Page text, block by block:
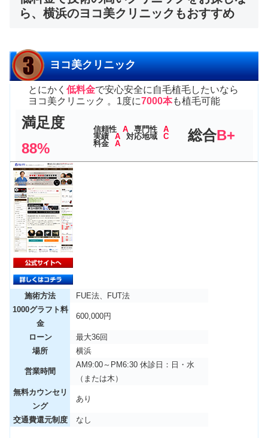
ら、横浜のヨコ美クリニックもおすすめ
ヨコ美クリニック
とにかく 低料金で安心安全に自毛植毛したいなら
ヨコ美クリニック 。1度に7000本も植毛可能
満足度
88%
信頼性 A 専門性
A
実績
A 対応地域
C
料金
A
総合B+
施術方法
FUE法、FUT法
1000グラフト料
金
600,000円
ローン
最大36回
場所
横浜
営業時間
AM9:00～PM6:30 休診日：日・水
（または木）
無料カウンセリ
ング
あり
交通費還元制度 なし